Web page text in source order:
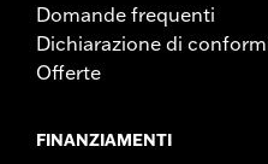
Domande frequenti
Dichiarazione di
Offerte
FINANZIAMENTI